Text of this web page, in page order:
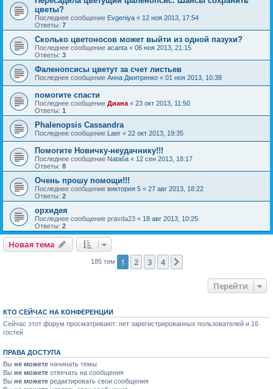
цветы?
Последнее сообщение Evgeniya « 12 ноя 2013, 17:54
Ответы: 7
Сколько цветоносов может выйти из одной пазухи?
Последнее сообщение acanta « 06 ноя 2013, 21:15
Ответы: 3
Фаленопсисы цветут за счет листьев
Последнее сообщение Анна Дмитренко « 01 ноя 2013, 10:38
помогите спасти
Последнее сообщение Диана « 23 окт 2013, 11:50
Ответы: 1
Phalenopsis Cassandra
Последнее сообщение Laer « 22 окт 2013, 19:35
Помогите Новичку-неудачнику!!!
Последнее сообщение Nata6a « 12 сен 2013, 18:17
Ответы: 8
Очень прошу помощи!!!
Последнее сообщение виктория 5 « 27 авг 2013, 18:22
Ответы: 2
орхидея
Последнее сообщение pravda23 « 18 авг 2013, 10:25
Ответы: 2
Новая тема
185 тем 1 2 3 4
Перейти
КТО СЕЙЧАС НА КОНФЕРЕНЦИИ
Сейчас этот форум просматривают: нет зарегистрированных пользователей и 16
гостей
ПРАВА ДОСТУПА
Вы не можете начинать темы
Вы не можете отвечать на сообщения
Вы не можете редактировать свои сообщения